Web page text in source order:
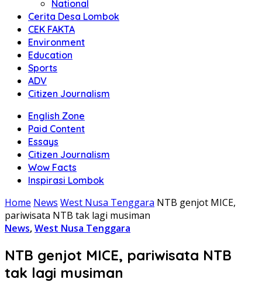
National
Cerita Desa Lombok
CEK FAKTA
Environment
Education
Sports
ADV
Citizen Journalism
English Zone
Paid Content
Essays
Citizen Journalism
Wow Facts
Inspirasi Lombok
Home News West Nusa Tenggara NTB genjot MICE,
pariwisata NTB tak lagi musiman
News,West Nusa Tenggara
NTB genjot MICE, pariwisata NTB
tak lagi musiman